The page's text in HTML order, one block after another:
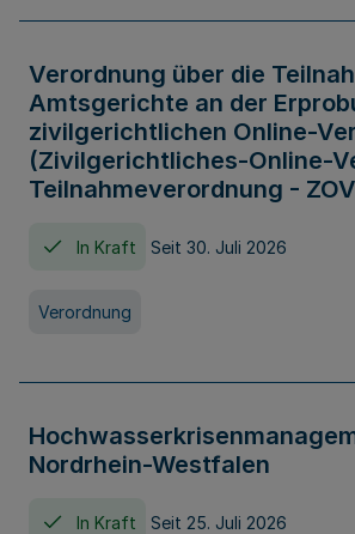
Verordnung über die
Amtsgerichte an der
zivilgerichtlichen Online-
(Zivilgerichtliches-Online-
Teilnahmeverordnung -
In Kraft Seit 30. Juli 2026
Verordnung
Nordrhein-Westfalen
In Kraft Seit 25. Juli 2026